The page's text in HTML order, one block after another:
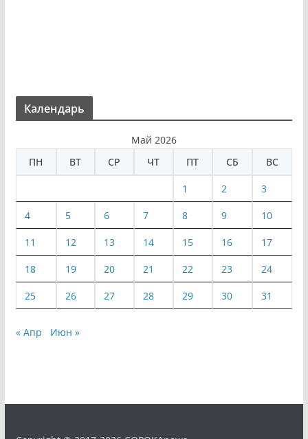
Календарь
Май 2026
ПН
ВТ СР ЧТ ПТ СБ ВС
1 2 3
4 5 6 7 8 9 10
11 12 13 14 15 16 17
18 19 20 21 22 23 24
25 26 27 28 29 30 31
« Апр Июн »